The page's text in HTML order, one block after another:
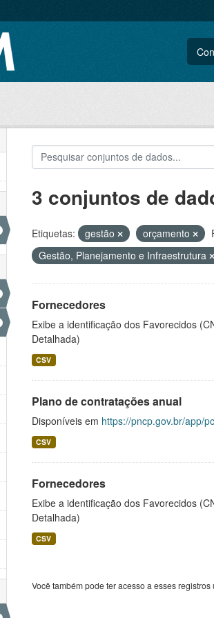
3 conjuntos de
Etiquetas: gestão orçamento
Gestão, Planejamento e Infraestrutura
Fornecedores
Exibe a identificação dos Favorecidos
Detalhada)
CSV
Plano de contratações anual
Disponíveis em https://pncp.gov.br/app/
CSV
Fornecedores
Exibe a identificação dos Favorecidos
Detalhada)
CSV
Você também pode ter acesso a esses registros